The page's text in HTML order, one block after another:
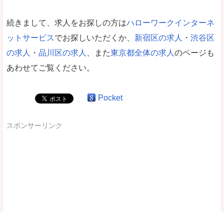
続きまして、求人をお探しの方はハローワークインターネ
ットサービスでお探しいただくか、 新宿区の求人 ・ 渋谷区
の求人
・ 品川区の求人 、また東京都全体の求人 のページも
あわせてご覧ください。
Pocket
スポンサーリンク